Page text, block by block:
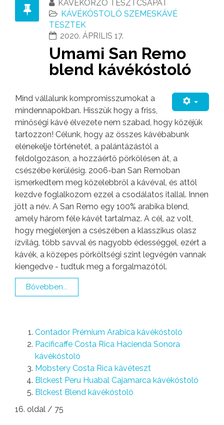
KÁVÉKORZÓ TESZTCSAPAT
KÁVÉKÓSTOLÓ SZEMESKÁVÉ
TESZTEK
2020. ÁPRILIS 17.
Umami San Remo
blend kávékóstoló
Mind vállalunk kompromisszumokat a
mindennapokban. Hisszük hogy a friss,
minőségi kávé élvezete nem szabad, hogy közéjük
tartozzon! Célunk, hogy az összes kávébabunk
elénekelje történetét, a palántázástól a
feldolgozáson, a hozzáértő pörkölésen át, a
csészébe kerülésig. 2006-ban San Remoban
ismerkedtem meg közelebbről a kávéval, és attól
kezdve foglalkozom ezzel a csodálatos itallal. Innen
jött a név. A San Remo egy 100% arabika blend,
amely három féle kávét tartalmaz. A cél, az volt,
hogy megjelenjen a csészében a klasszikus olasz
ízvilág, több savval és nagyobb édességgel, ezért a
kávék, a közepes pörköltségi szint legvégén vannak
kiengedve - tudtuk meg a forgalmazótól.
Bővebben...
Contador Prémium Arabica kávékóstoló
Pacificaffe Costa Rica Hacienda Sonora
kávékóstoló
Mobstery Costa Rica kávéteszt
Blckest Peru Huabal Cajamarca kávékóstoló
Blckest Blend kávékóstoló
16. oldal / 75